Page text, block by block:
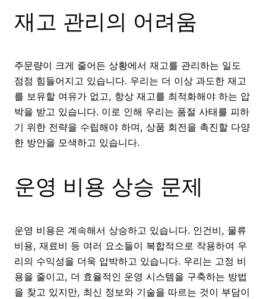
재고 관리의 어려움
주문량이 크게 줄어든 상황에서 재고를 관리하는 일도
점점 힘들어지고 있습니다. 우리는 더 이상 과도한 재고
를 보유할 여유가 없고, 항상 재고를 최적화해야 하는 압
박을 받고 있습니다. 이로 인해 우리는 품절 사태를 피하
기 위한 전략을 수립해야 하며, 상품 회전을 촉진할 다양
한 방안을 모색하고 있습니다.
운영 비용 상승 문제
운영 비용은 계속해서 상승하고 있습니다. 인건비, 물류
비용, 재료비 등 여러 요소들이 복합적으로 작용하여 우
리의 수익성을 더욱 압박하고 있습니다. 우리는 고정 비
용을 줄이고, 더 효율적인 운영 시스템을 구축하는 방법
을 찾고 있지만, 최신 정보와 기술을 따르는 것이 부담이